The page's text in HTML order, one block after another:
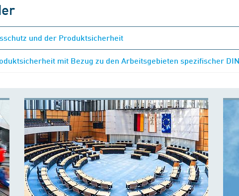
und der Produktsicherheit
mit Bezug zu den Arbeitsgebieten spezifischer